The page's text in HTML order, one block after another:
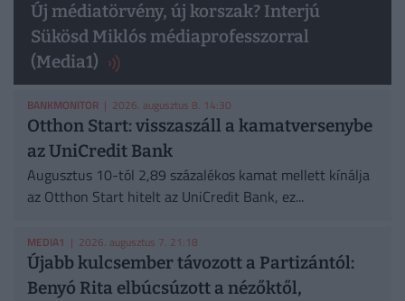
Új médiatörvény, új korszak? Interjú
Sükösd Miklós médiaprofesszorral
(Media1)
BANKMONITOR | 2026. augusztus 8. 14:30
Otthon Start: visszaszáll a kamatversenybe
az UniCredit Bank
Augusztus 10-tól 2,89 százalékos kamat mellett kínálja
az Otthon Start hitelt az UniCredit Bank, ez...
MEDIA1 | 2026. augusztus 7. 21:18
Újabb kulcsember távozott a Partizántól:
Benyó Rita elbúcsúzott a nézőktől,